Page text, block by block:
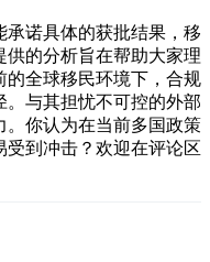
诺具体的获批结果，移
供的分析旨在帮助大家理
的全球移民环境下，合规
与其担忧不可控的外部
。你认为在当前多国政策
到冲击？欢迎在评论区